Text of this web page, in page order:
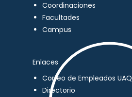
Coordinaciones
Facultades
Campus
Enlaces
Correo de Empleados UAQ
Directorio